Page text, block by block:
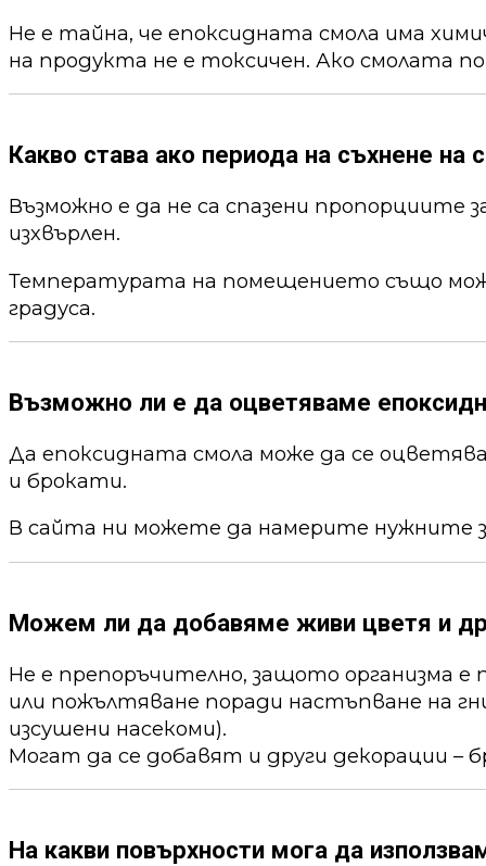
Не е тайна, че епоксидната смола има
на продукта не е токсичен. Ако смолата
Какво става ако периода на съхнене
Възможно е да не са спазени пропорциите
изхвърлен.
Температурата на помещението също
градуса.
Възможно ли е да оцветяваме
Да епоксидната смола може да се
и брокати.
В сайта ни можете да намерите нужните
Можем ли да добавяме живи цветя и
Не е препоръчително, защото организма
или пожълтяване поради настъпване на
изсушени насекоми).
Могат да се добавят и други декорации –
На какви повърхности мога да